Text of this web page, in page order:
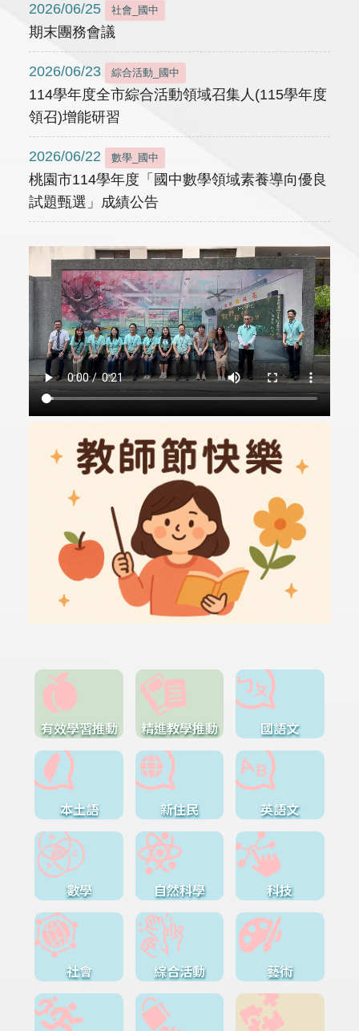
2026/06/25 社會_國中
期末團務會議
2026/06/23 綜合活動_國中
114學年度全市綜合活動領域召集人(115學年度
領召)增能研習
2026/06/22 數學_國中
桃園市114學年度「國中數學領域素養導向優良
試題甄選」成績公告
有效學習推動 精進教學推動 國語文
本土語 新住民 英語文
數學 自然科學 科技
社會 綜合活動 藝術